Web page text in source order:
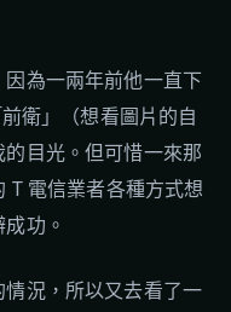
為一兩年前他一直下
衛」（想看圖片的自
目光。但可惜一來那
T 電信業者各種方式想
功。
況，所以又去看了一